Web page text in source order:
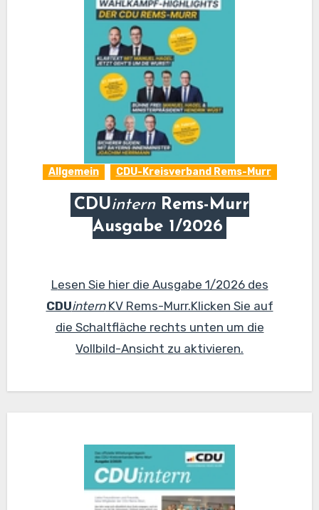
Allgemein CDU-Kreisverband Rems-Murr
CDUinternRems-Murr
Ausgabe 1/2026
Lesen Sie hier die Ausgabe 1/2026 des
CDUinternKV Rems-Murr.Klicken Sie auf
die Schaltfläche rechts unten um die
Vollbild-Ansicht zu aktivieren.